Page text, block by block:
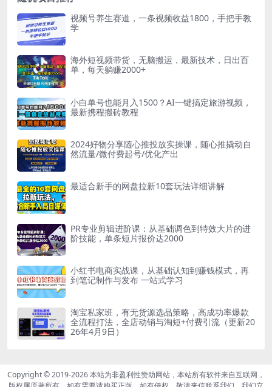
视频号养生赛道，一条视频收益1800，手把手教
学
海外短视频带货，无脑搬运，最新技术，日出百
单，每天躺赚2000+
小白单号也能月入1500？AI一键搞定旅游视频，
最新携程搬砖教程
2024好物分享随心推投放实操课，随心推撬动自
然流量/微付费起号/优化产出
最适合新手的网盘拉新10套玩法详细讲解
PR专业剪辑进阶课：从基础调色到特效大片的进
阶技能，单条短片报价达2000
小红书电商实战课，从基础认知到赚钱模式，再
到笔记制作与发布 一站式学习
淘宝私家班，有无货源选品策略，高成功率爆款
全流程打法，全店动销与淘短+付费引流（更新20
26年4月9日）
Copyright © 2019-2026本站为非盈利性赞助网站，本站所有软件来自互联网，